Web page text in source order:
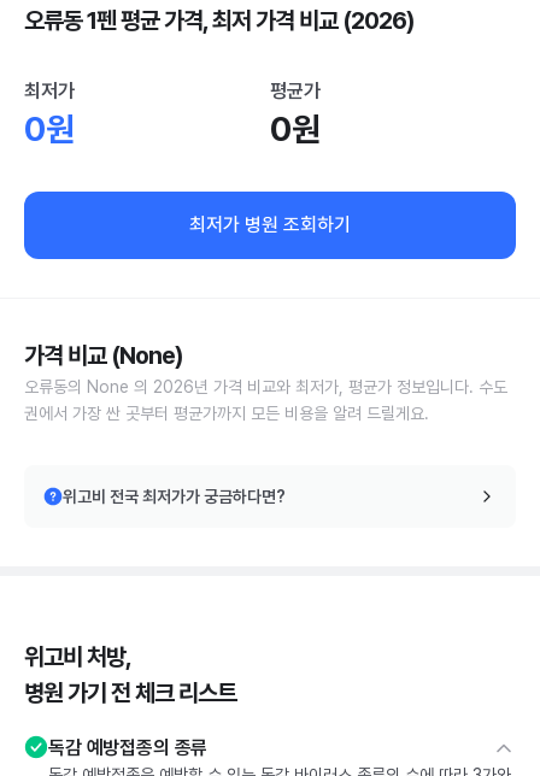
오류동 1펜 평균 가격, 최저 가격 비교 (2026)
최저가
0원
평균가
0원
최저가 병원 조회하기
가격 비교 (None)
오류동의 None 의 2026년 가격 비교와 최저가, 평균가 정보입니다. 수도
권에서 가장 싼 곳부터 평균가까지 모든 비용을 알려 드릴게요.
위고비 전국 최저가가 궁금하다면?
위고비 처방,
병원 가기 전 체크 리스트
독감 예방접종의 종류